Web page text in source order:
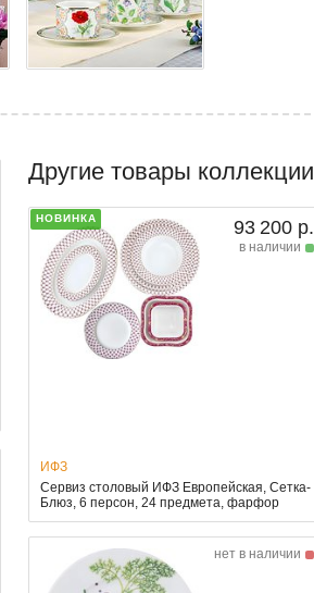
Другие товары коллекции
НОВИНКА 93 200 р.
в наличии
ИФЗ
Сервиз столовый ИФЗ Европейская, Сетка-
Блюз, 6 персон, 24 предмета, фарфор
нет в наличии